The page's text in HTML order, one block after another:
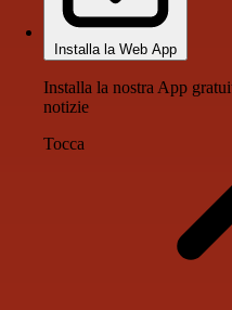
Installa la Web App
Installa la nostra App
notizie
Tocca